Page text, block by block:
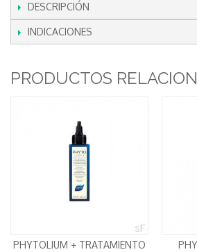
DESCRIPCIÓN
INDICACIONES
PRODUCTOS
PHYTOLIUM + TRATAMIENTO